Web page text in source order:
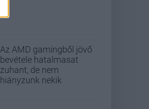
Az AMD gamingből jövő
bevétele hatalmasat
zuhant, de nem
hiányzunk nekik